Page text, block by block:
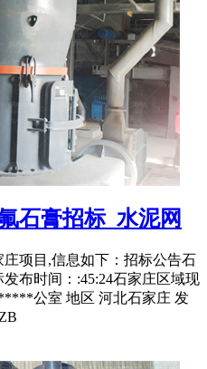
石膏招标_水泥网
项目,信息如下：招标公告石
布时间：:45:24石家庄区域现
公室 地区 河北石家庄 发